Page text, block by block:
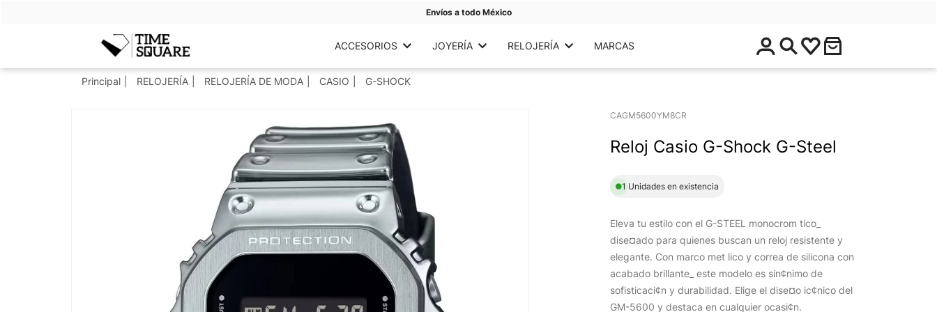
Envíos a todo México
Timesquare ACCESORIOS JOYERÍA RELOJERÍA MARCAS
$
0
.
Principal RELOJERÍA RELOJERÍA DE MODA CASIO G-SHOCK
CAGM5600YM8CR
Reloj Casio G-Shock G-Steel
1 Unidades en existencia
Eleva tu estilo con el G-STEEL monocrom tico_
dise¤ado para quienes buscan un reloj resistente y
elegante. Con marco met lico y correa de silicona con
acabado brillante_ este modelo es sin¢nimo de
sofisticaci¢n y durabilidad. Elige el dise¤o ic¢nico del
GM-5600 y destaca en cualquier ocasi¢n.